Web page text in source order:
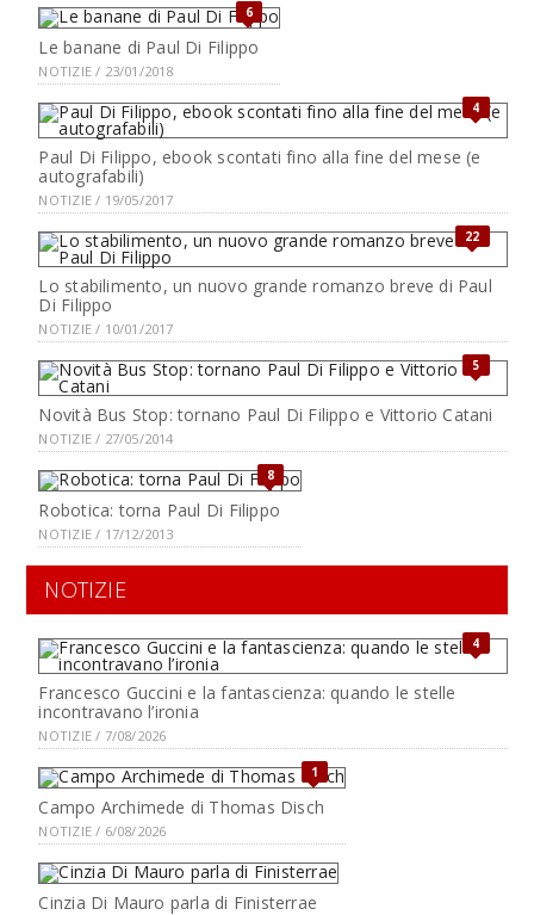
6
Le banane di Paul Di Filippo
NOTIZIE / 23/01/2018
4
Paul Di Filippo, ebook scontati fino alla fine del mese (e
autografabili)
NOTIZIE / 19/05/2017
22
Lo stabilimento, un nuovo grande romanzo breve di Paul
Di Filippo
NOTIZIE / 10/01/2017
5
Novità Bus Stop: tornano Paul Di Filippo e Vittorio Catani
NOTIZIE / 27/05/2014
8
Robotica: torna Paul Di Filippo
NOTIZIE / 17/12/2013
NOTIZIE
4
Francesco Guccini e la fantascienza: quando le stelle
incontravano l’ironia
NOTIZIE / 7/08/2026
1
Campo Archimede di Thomas Disch
NOTIZIE / 6/08/2026
Cinzia Di Mauro parla di Finisterrae